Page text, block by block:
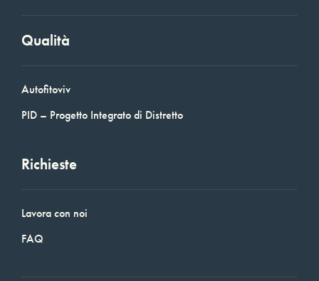
Qualità
Autofitoviv
PID – Progetto Integrato di Distretto
Richieste
Lavora con noi
FAQ